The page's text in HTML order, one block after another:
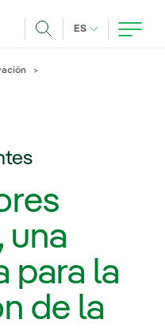
ES IDIOMA
una
para la
de la